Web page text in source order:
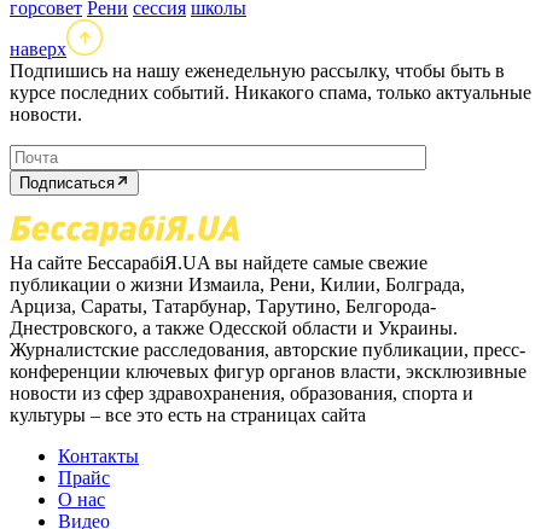
горсовет Рени сессия школы
наверх
Подпишись на нашу еженедельную рассылку, чтобы быть в
курсе последних событий. Никакого спама, только актуальные
новости.
Подписаться
На сайте БессарабіЯ.UA вы найдете самые свежие
публикации о жизни Измаила, Рени, Килии, Болграда,
Арциза, Сараты, Татарбунар, Тарутино, Белгорода-
Днестровского, а также Одесской области и Украины.
Журналистские расследования, авторские публикации, пресс-
конференции ключевых фигур органов власти, эксклюзивные
новости из сфер здравохранения, образования, спорта и
культуры – все это есть на страницах сайта
Контакты
Прайс
О нас
Видео